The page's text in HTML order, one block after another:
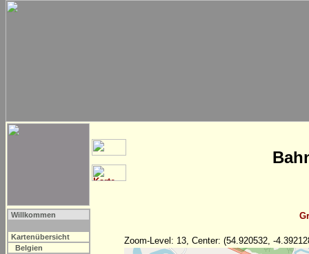
Willkommen
Kartenübersicht
Belgien
Zoom-Level: 13, Center: (54.920532, -